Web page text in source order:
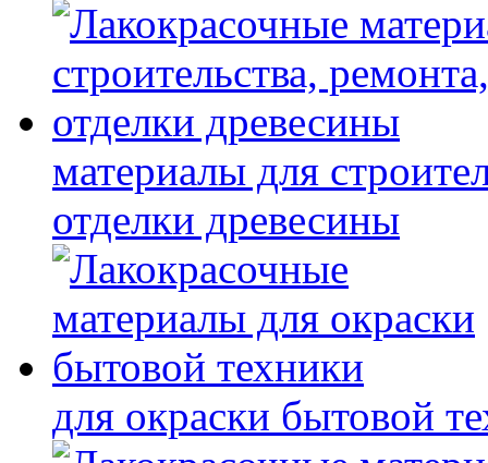
материалы для
отделки древесины
для окраски бытовой